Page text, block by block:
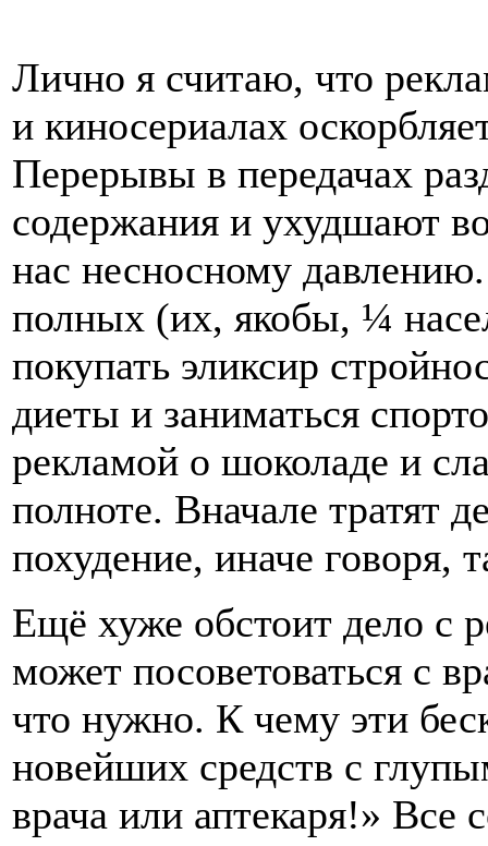
Лично я считаю, что
и киносериалах
Перерывы в передачах
содержания и ухудшают
нас несносному
полных (их, якобы, ¼
покупать эликсир
диеты и заниматься
рекламой о шоколаде и
полноте. Вначале тратят
похудение, иначе говоря,
Ещё хуже обстоит дело с
может посоветоваться с
что нужно. К чему эти
новейших средств с
врача или аптекаря!» Все